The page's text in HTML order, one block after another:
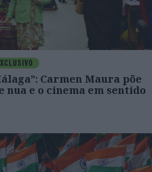
Carmen Maura põe
nua e o cinema em sentido